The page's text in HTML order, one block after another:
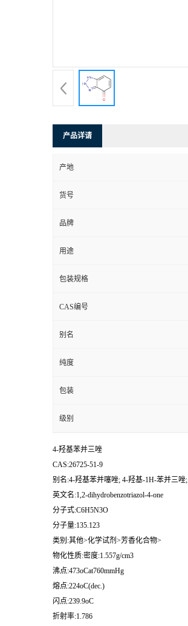
产品详请
产地
货号
品牌
用途
包装规格
CAS编号
别名
纯度
包装
级别
4-羟基苯并三唑
CAS:26725-51-9
别名:4-羟基苯并噻唑; 4-羟基-1H-苯并三唑;
英文名:1,2-dihydrobenzotriazol-4-one
分子式:C6H5N3O
分子量:135.123
类别:其他>化学试剂>芳香化合物>
物化性质:密度:1.557g/cm3
沸点:473oCat760mmHg
熔点:224oC(dec.)
闪点:239.9oC
折射率:1.786